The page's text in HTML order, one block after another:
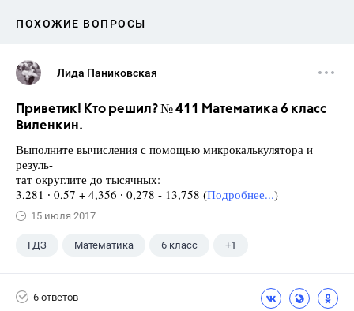
ПОХОЖИЕ ВОПРОСЫ
Лида Паниковская
Приветик! Кто решил? № 411 Математика 6 класс
Виленкин.
Выполните вычисления с помощью микрокалькулятора и
резуль-
тат округлите до тысячных:
3,281 ∙ 0,57 + 4,356 ∙ 0,278 - 13,758 (Подробнее...)
15 июля 2017
ГДЗ Математика 6 класс +1
6 ответов